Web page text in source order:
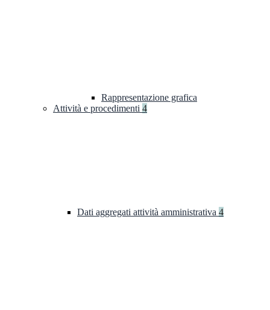
Rappresentazione grafica
Attività e procedimenti 4
Dati aggregati attività amministrativa 4